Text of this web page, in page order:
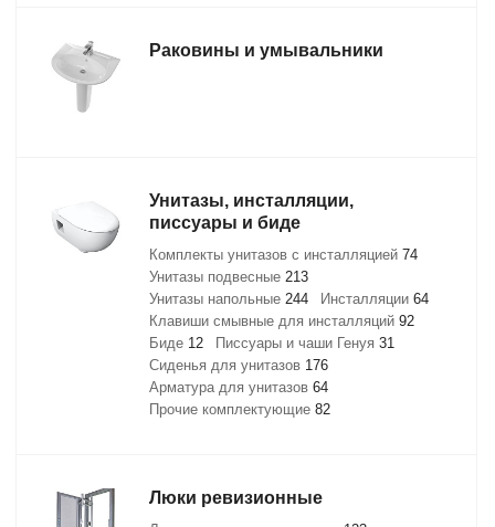
Раковины и умывальники
Унитазы, инсталляции,
писсуары и биде
Комплекты унитазов с инсталляцией 74
Унитазы подвесные 213
Унитазы напольные 244 Инсталляции 64
Клавиши смывные для инсталляций 92
Биде 12 Писсуары и чаши Генуя 31
Сиденья для унитазов 176
Арматура для унитазов 64
Прочие комплектующие 82
Люки ревизионные